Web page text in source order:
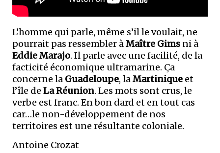
L’homme qui parle, même s’il le voulait, ne
pourrait pas ressembler àMaître Gims ni à
Eddie Marajo. Il parle avec une facilité, de la
facticité économique ultramarine. Ça
concerne la Guadeloupe, laMartinique et
l’île de La Réunion. Les mots sont crus, le
verbe est franc. En bon dard et en tout cas
car…le non-développement de nos
territoires est une résultante coloniale.
Antoine Crozat